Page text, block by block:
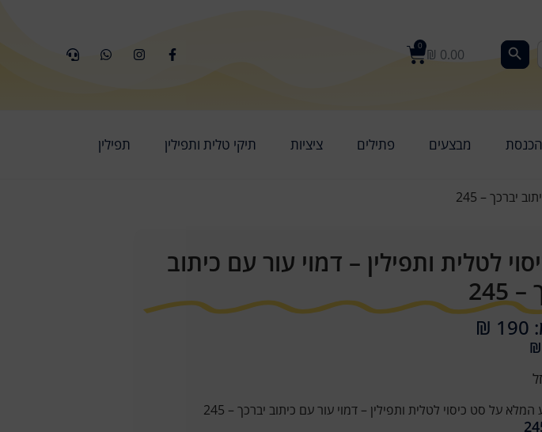
₪ 0.00
0
מבצעים פתילים ציציות תיקי טלית ותפילין תפילין
יברכך – 245
לטלית ותפילין – דמוי עור עם כיתוב
₪
המלא על סט כיסוי לטלית ותפילין – דמוי עור עם כיתוב יברכך – 245